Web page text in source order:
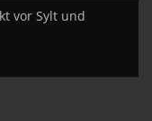
vor Sylt und